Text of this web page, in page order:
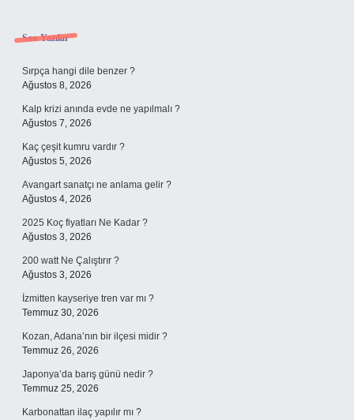
Sidebar
Son Yazılar
Sırpça hangi dile benzer ?
Ağustos 8, 2026
Kalp krizi anında evde ne yapılmalı ?
Ağustos 7, 2026
Kaç çeşit kumru vardır ?
Ağustos 5, 2026
Avangart sanatçı ne anlama gelir ?
Ağustos 4, 2026
2025 Koç fiyatları Ne Kadar ?
Ağustos 3, 2026
200 watt Ne Çalıştırır ?
Ağustos 3, 2026
İzmitten kayseriye tren var mı ?
Temmuz 30, 2026
Kozan, Adana’nın bir ilçesi midir ?
Temmuz 26, 2026
Japonya’da barış günü nedir ?
Temmuz 25, 2026
Karbonattan ilaç yapılır mı ?